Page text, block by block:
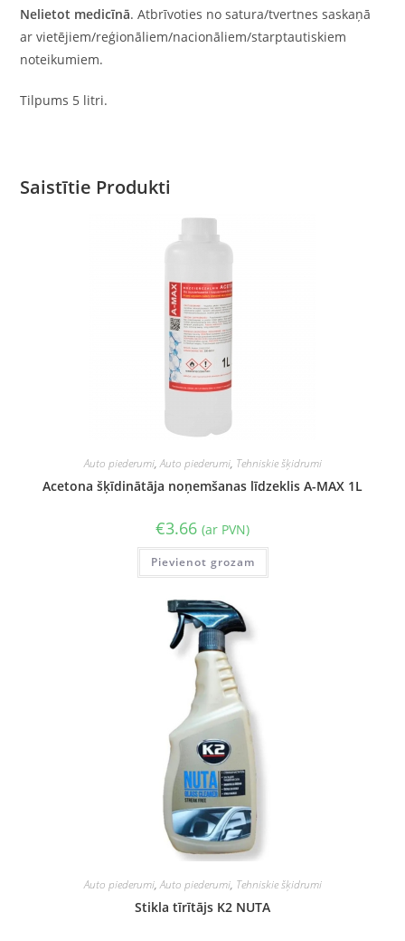
Nelietot medicīnā. Atbrīvoties no satura/tvertnes saskaņā
ar vietējiem/reģionāliem/nacionāliem/starptautiskiem
noteikumiem.
Tilpums 5 litri.
Saistītie Produkti
Auto piederumi,Auto piederumi, Tehniskie šķidrumi
Acetona šķīdinātāja noņemšanas līdzeklis A-MAX 1L
€3.66 (ar PVN)
Pievienot grozam
Auto piederumi,Auto piederumi, Tehniskie šķidrumi
Stikla tīrītājs K2 NUTA